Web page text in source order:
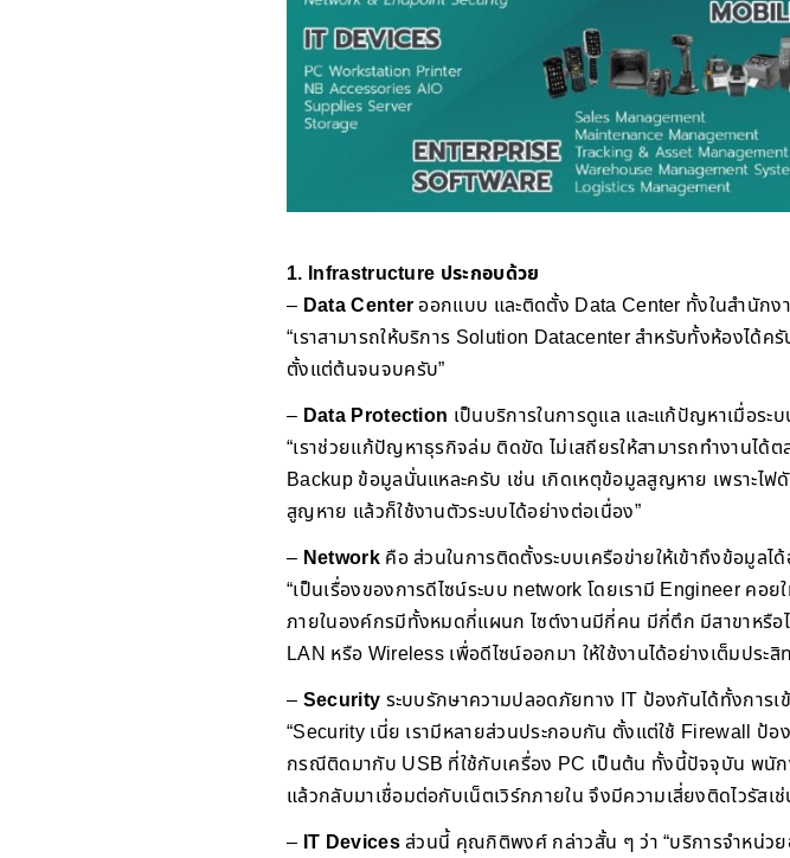
1. Infrastructure ประกอบด้วย
– Data Center ออกแบบ และติดตั้ง Data Center ทั้งในสำนัก
“เราสามารถให้บริการ Solution Datacenter สำหรับทั้งห้องไ
ตั้งแต่ต้นจนจบครับ”
– Data Protection เป็นบริการในการดูแล และแก้ปัญหาเมื่อระ
“เราช่วยแก้ปัญหาธุรกิจล่ม ติดขัด ไม่เสถียรให้สามารถทำงานไ
Backup ข้อมูลนั่นแหละครับ เช่น เกิดเหตุข้อมูลสูญหาย เพราะไ
สูญหาย แล้วก็ใช้งานตัวระบบได้อย่างต่อเนื่อง”
– Networkคือ ส่วนในการติดตั้งระบบเครือข่ายให้เข้าถึงข้อมูลไ
“เป็นเรื่องของการดีไซน์ระบบ network โดยเรามี Engineer ค
ภายในองค์กรมีทั้งหมดกี่แผนก ไซต์งานมีกี่คน มีกี่ตึก มีสาขาหรือไม่
LAN หรือ Wireless เพื่อดีไซน์ออกมา ให้ใช้งานได้อย่างเต็มประสิ
– Security ระบบรักษาความปลอดภัยทาง IT ป้องกันได้ทั้งการเ
“Security เนี่ย เรามีหลายส่วนประกอบกัน ตั้งแต่ใช้ Firewall ป้
กรณีติดมากับ USB ที่ใช้กับเครื่อง PC เป็นต้น ทั้งนี้ปัจจุบัน พนั
แล้วกลับมาเชื่อมต่อกับเน็ตเวิร์กภายใน จึงมีความเสี่ยงติดไวรัสเ
– IT Devicesส่วนนี้ คุณกิติพงศ์ กล่าวสั้น ๆ ว่า “บริการจำหน่ว